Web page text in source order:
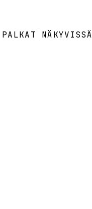
NÄKYVISSÄ